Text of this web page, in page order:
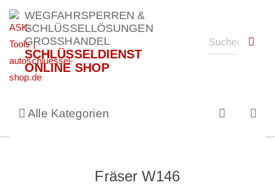
WEGFAHRSPERREN &
SCHLÜSSELLÖSUNGEN
GROSSHANDEL
SCHLÜSSELDIENST
ONLINE SHOP
Alle Kategorien
Fräser W146